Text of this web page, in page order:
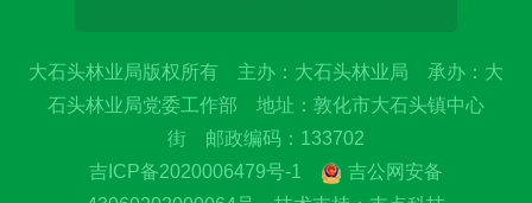
大石头林业局版权所有 主办：大石头林业局 承办：大
石头林业局党委工作部 地址：敦化市大石头镇中心
街 邮政编码：133702
吉ICP备2020006479号-1
吉公网安备